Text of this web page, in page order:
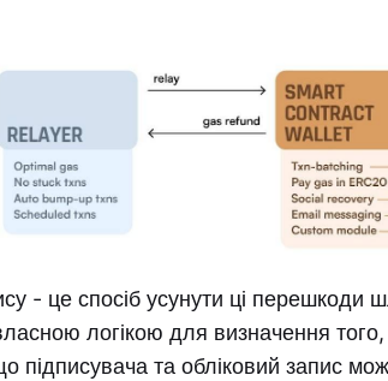
- це спосіб усунути ці перешкоди
логікою для визначення
підписувача та обліковий запис